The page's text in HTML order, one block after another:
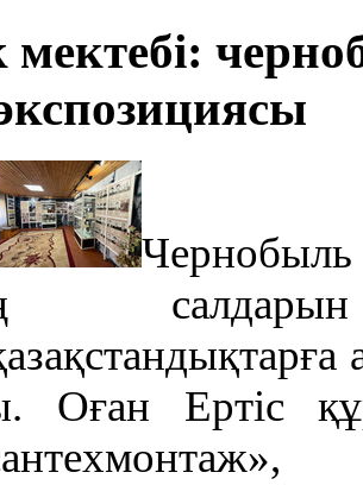
мектебі:
Оған Ертіс